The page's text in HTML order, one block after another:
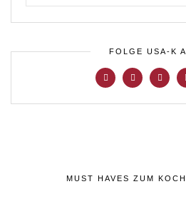
FOLGE USA-K
MUST HAVES ZUM